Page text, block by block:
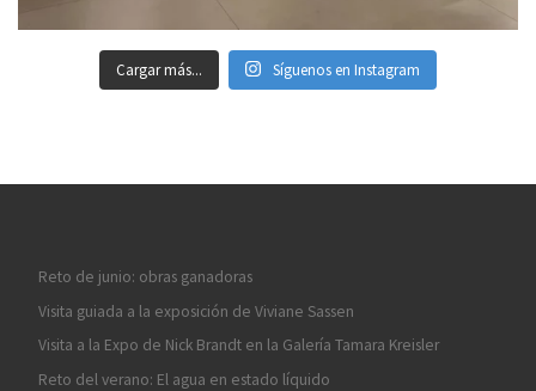
Cargar más... Síguenos en Instagram
Reto de junio: obras ganadoras
Visita guiada a la exposición de Viviane Sassen
Visita a la Expo de Nick Brandt en la Galería Tamara Kreisler
Reto del verano: El agua en estado líquido